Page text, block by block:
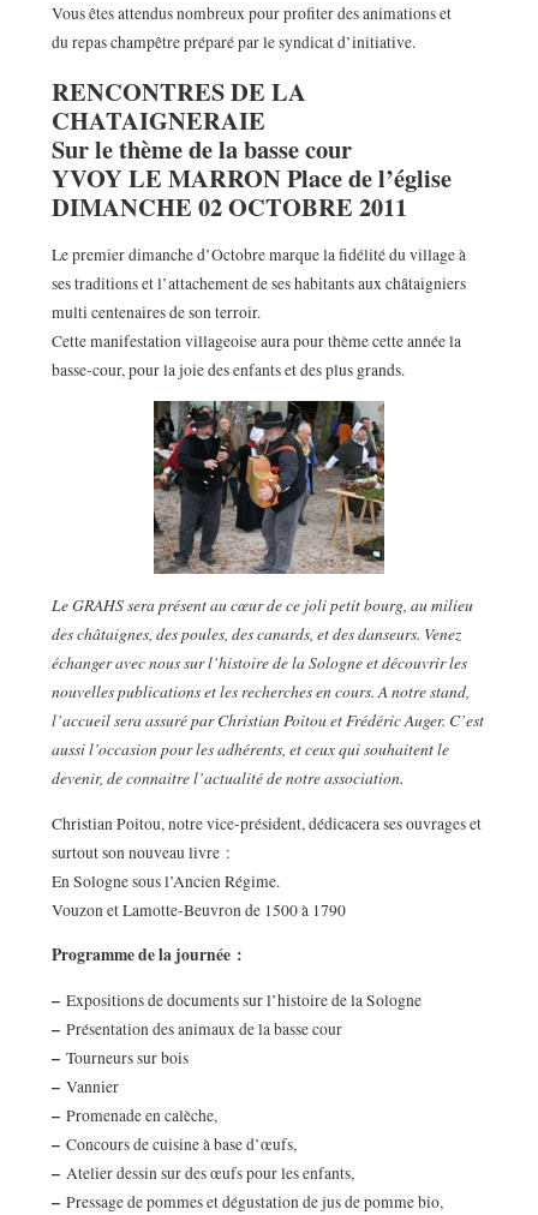
Vous êtes attendus nombreux pour profiter des animations et
du repas champêtre préparé par le syndicat d’initiative.
RENCONTRES DE LA
CHATAIGNERAIE
Sur le thème de la basse cour
YVOY LE MARRON Place de l’église
DIMANCHE 02 OCTOBRE 2011
Le premier dimanche d’Octobre marque la fidélité du village à
ses traditions et l’attachement de ses habitants aux châtaigniers
multi centenaires de son terroir.
Cette manifestation villageoise aura pour thème cette année la
basse-cour, pour la joie des enfants et des plus grands.
Le GRAHS sera présent au cœur de ce joli petit bourg, au milieu
des châtaignes, des poules, des canards, et des danseurs. Venez
échanger avec nous sur l’histoire de la Sologne et découvrir les
nouvelles publications et les recherches en cours. A notre stand,
l’accueil sera assuré par Christian Poitou et Frédéric Auger. C’est
aussi l’occasion pour les adhérents, et ceux qui souhaitent le
devenir, de connaitre l’actualité de notre association.
Christian Poitou, notre vice-président, dédicacera ses ouvrages et
surtout son nouveau livre :
En Sologne sous l’Ancien Régime.
Vouzon et Lamotte-Beuvron de 1500 à 1790
Programme de la journée :
–Expositions de documents sur l’histoire de la Sologne
–Présentation des animaux de la basse cour
–Tourneurs sur bois
–Vannier
–Promenade en calèche,
–Concours de cuisine à base d’œufs,
–Atelier dessin sur des œufs pour les enfants,
–Pressage de pommes et dégustation de jus de pomme bio,